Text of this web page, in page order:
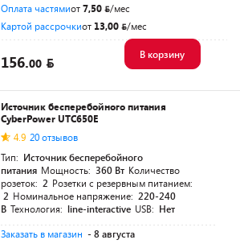
Оплата частямиот7,50
/мес
Картой рассрочкиот 13,00 /мес
156.00
В корзину
Источник бесперебойного питания
CyberPower UTC650E
4.9 20 отзывов
Тип: Источник бесперебойного
питания Мощность: 360 Вт Количество
розеток: 2 Розетки с резервным питанием:
2 Номинальное напряжение: 220-240
В Технология: line-interactive USB: Нет
Заказать в магазин - 8 августа